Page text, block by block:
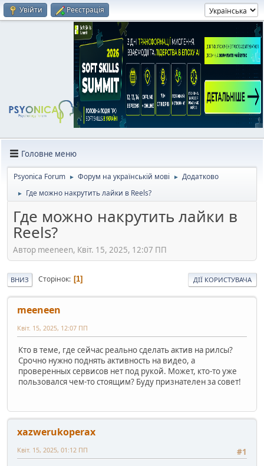
Увійти Реєстрація
Головне меню
Psyonica Forum ► Форум на українській мові ► Додатково
► Где можно накрутить лайки в Reels?
Где можно накрутить лайки в
Reels?
Автор meeneen, Квіт. 15, 2025, 12:07 ПП
ВНИЗ Сторінок 1 ДІЇ КОРИСТУВАЧА
meeneen
Квіт. 15, 2025, 12:07 ПП
Кто в теме, где сейчас реально сделать актив на рилсы?
Срочно нужно поднять активность на видео, а
проверенных сервисов нет под рукой. Может, кто-то уже
пользовался чем-то стоящим? Буду признателен за совет!
xazwerukoperax
#1
Квіт. 15, 2025, 01:12 ПП